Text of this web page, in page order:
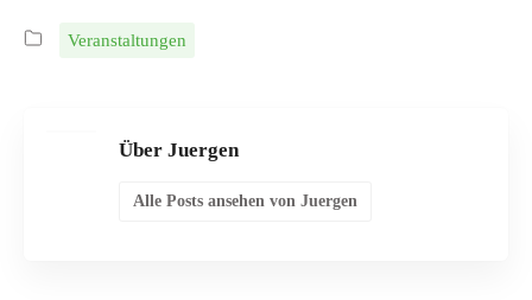
Veranstaltungen
Über Juergen
Alle Posts ansehen von Juergen